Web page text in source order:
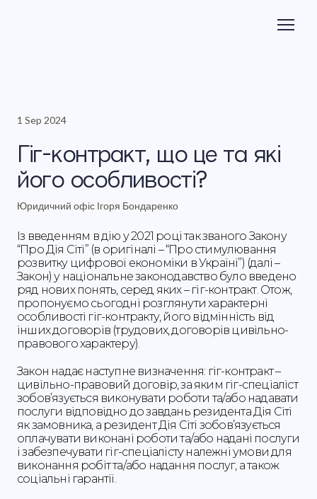
1 Sep 2024
Гіг-контракт, що це та які
його особливості?
Юридичний офіс Ігоря Бондаренко
Із введенням в дію у 2021 році так званого Закону
“Про Дія Сіті” (в оригіналі – “Про стимулювання
розвитку цифрової економіки в Україні”) (далі –
Закон) у національне законодавство було введено
ряд нових понять, серед яких – гіг-контракт. Отож,
пропонуємо сьогодні розглянути характерні
особливості гіг-контракту, його відмінність від
інших договорів (трудових, договорів цивільно-
правового характеру).
Закон надає наступне визначення: гіг-контракт –
цивільно-правовий договір, за яким гіг-спеціаліст
зобов’язується виконувати роботи та/або надавати
послуги відповідно до завдань резидента Дія Сіті
як замовника, а резидент Дія Сіті зобов’язується
оплачувати виконані роботи та/або надані послуги
і забезпечувати гіг-спеціалісту належні умови для
виконання робіт та/або надання послуг, а також
соціальні гарантії.